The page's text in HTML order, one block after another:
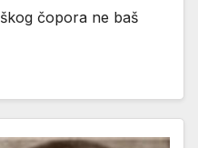
čopora ne baš